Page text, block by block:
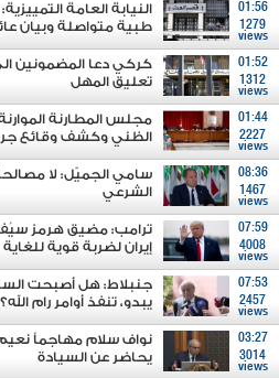
01:56
1279
views
النيابة العامة
طبية متواصلة وبيان
01:52
1312
views
كركي دعا المضمونين
تعليق المهل
01:44
2227
views
مجلس المطارنة الموارنة
الظني وكشف وقائع
08:36
1467
views
سامي الجميّل: لا
الشرعي
07:59
4008
views
ترامب: مضيق هرمز
إيران لضربة قوية للغاية
07:53
2457
views
جنبلاط: هل أصبحت
يبدو، تنفذ أوامر رام الله؟
03:27
3014
views
نواف سلام مهاجماً
يحاضر عن السيادة